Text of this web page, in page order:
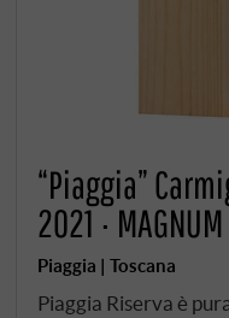
“Piaggia”
2021 ·
Piaggia | Toscana
Piaggia Riserva è